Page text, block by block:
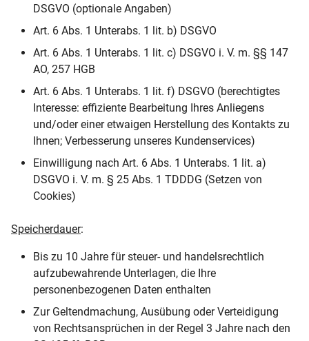
DSGVO (optionale Angaben)
Art. 6 Abs. 1 Unterabs. 1 lit. b) DSGVO
Art. 6 Abs. 1 Unterabs. 1 lit. c) DSGVO i. V. m. §§ 147
AO, 257 HGB
Art. 6 Abs. 1 Unterabs. 1 lit. f) DSGVO (berechtigtes
Interesse: effiziente Bearbeitung Ihres Anliegens
und/oder einer etwaigen Herstellung des Kontakts zu
Ihnen; Verbesserung unseres Kundenservices)
Einwilligung nach Art. 6 Abs. 1 Unterabs. 1 lit. a)
DSGVO i. V. m. § 25 Abs. 1 TDDDG (Setzen von
Cookies)
Speicherdauer:
Bis zu 10 Jahre für steuer- und handelsrechtlich
aufzubewahrende Unterlagen, die Ihre
personenbezogenen Daten enthalten
Zur Geltendmachung, Ausübung oder Verteidigung
von Rechtsansprüchen in der Regel 3 Jahre nach den